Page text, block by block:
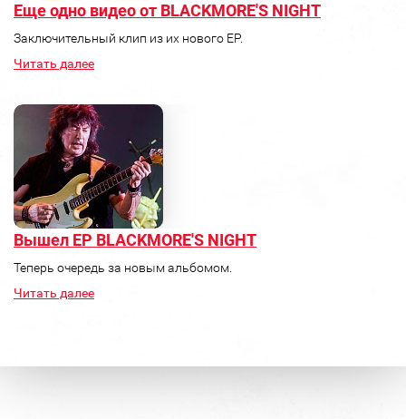
Еще одно видео от BLACKMORE'S NIGHT
Заключительный клип из их нового ЕР.
Читать далее
Вышел ЕР BLACKMORE'S NIGHT
Теперь очередь за новым альбомом.
Читать далее